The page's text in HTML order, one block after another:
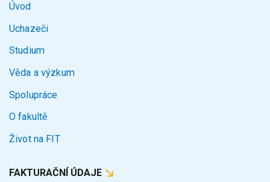
Úvod
Uchazeči
Studium
Věda a výzkum
Spolupráce
O fakultě
Život na FIT
FAKTURAČNÍ ÚDAJE